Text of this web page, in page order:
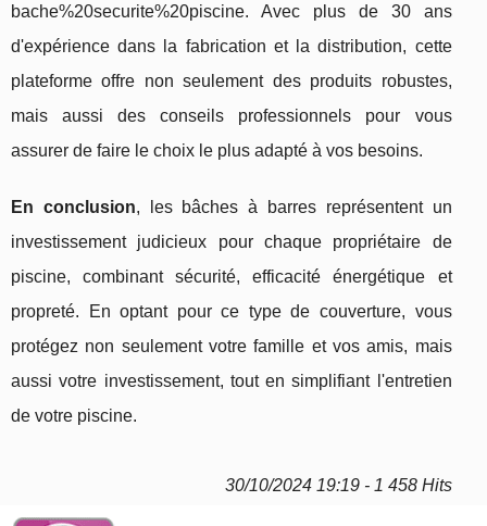
bache%20securite%20piscine. Avec plus de 30 ans
d'expérience dans la fabrication et la distribution, cette
plateforme offre non seulement des produits robustes,
mais aussi des conseils professionnels pour vous
assurer de faire le choix le plus adapté à vos besoins.
En conclusion, les bâches à barres représentent un
investissement judicieux pour chaque propriétaire de
piscine, combinant sécurité, efficacité énergétique et
propreté. En optant pour ce type de couverture, vous
protégez non seulement votre famille et vos amis, mais
aussi votre investissement, tout en simplifiant l'entretien
de votre piscine.
30/10/2024 19:19 - 1 458 Hits